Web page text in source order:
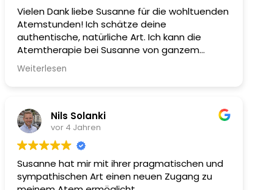
Vielen Dank liebe Susanne für die wohltuenden
Atemstunden! Ich schätze deine
authentische, natürliche Art. Ich kann die
Atemtherapie bei Susanne von ganzem
Herzen weiterempfehlen!
Weiterlesen
Nils Solanki
vor 4 Jahren
Susanne hat mir mit ihrer pragmatischen und
sympathischen Art einen neuen Zugang zu